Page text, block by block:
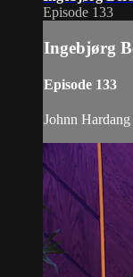
Episode 133
Ingebjørg
Episode 133
Johnn